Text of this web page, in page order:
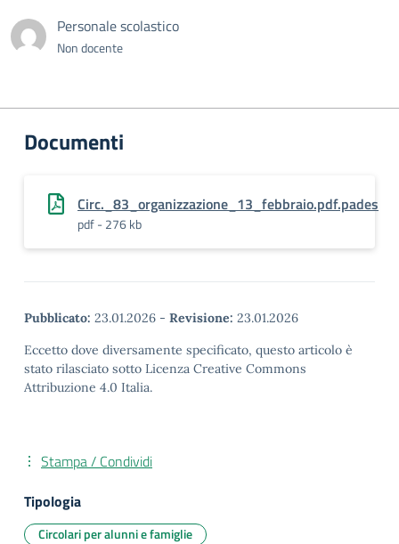
Personale scolastico
Non docente
Documenti
Circ._83_organizzazione_13_febbraio.pdf.pades
pdf - 276 kb
Pubblicato: 23.01.2026 - Revisione: 23.01.2026
Eccetto dove diversamente specificato, questo articolo è
stato rilasciato sotto Licenza Creative Commons
Attribuzione 4.0 Italia.
Stampa / Condividi
Tipologia
Circolari per alunni e famiglie